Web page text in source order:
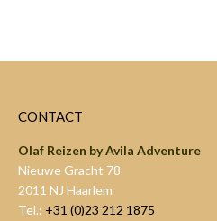
CONTACT
Olaf Reizen by Avila Adventure
Nieuwe Gracht 78
2011 NJ Haarlem
Tel.: +31 (0)23 212 1875